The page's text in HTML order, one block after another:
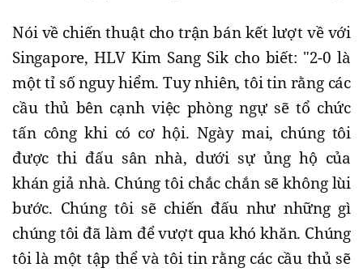
Nói về chiến thuật cho trận bán kết lượt về với
Singapore, HLV Kim Sang Sik cho biết: "2-0 là
một tỉ số nguy hiểm. Tuy nhiên, tôi tin rằng các
cầu thủ bên cạnh việc phòng ngự sẽ tổ chức
tấn công khi có cơ hội. Ngày mai, chúng tôi
được thi đấu sân nhà, dưới sự ủng hộ của
khán giả nhà. Chúng tôi chắc chắn sẽ không lùi
bước. Chúng tôi sẽ chiến đấu như những gì
chúng tôi đã làm để vượt qua khó khăn. Chúng
tôi là một tập thể và tôi tin rằng các cầu thủ sẽ